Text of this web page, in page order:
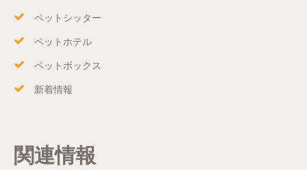
ペットシッター
ペットホテル
ペットボックス
新着情報
関連情報